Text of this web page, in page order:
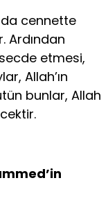
cennette
Ardından
etmesi,
Allah’ın
bunlar, Allah